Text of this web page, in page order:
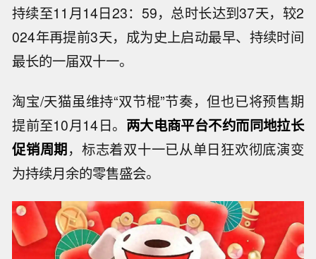
持续至11月14日23：59，总时长达到37天，较2
024年再提前3天，成为史上启动最早、持续时间
最长的一届双十一。
淘宝/天猫虽维持“双节棍”节奏，但也已将预售期
提前至10月14日。 两大电商平台不约而同地拉长
促销周期，标志着双十一已从单日狂欢彻底演变
为持续月余的零售盛会。